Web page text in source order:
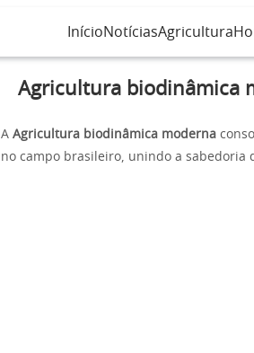
InícioNotíciasAgricultura
Agricultura biodinâmica
A Agricultura biodinâmica moderna
no campo brasileiro, unindo a sabedoria